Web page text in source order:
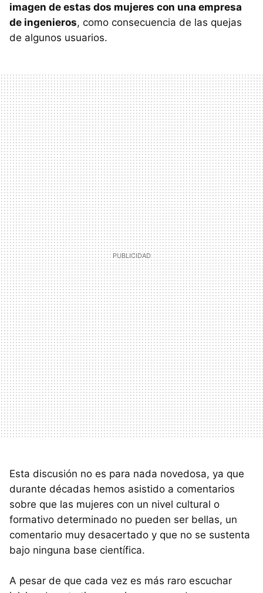
imagen de estas dos mujeres con una empresa
de ingenieros, como consecuencia de las quejas
de algunos usuarios.
Esta discusión no es para nada novedosa, ya que
durante décadas hemos asistido a comentarios
sobre que las mujeres con un nivel cultural o
formativo determinado no pueden ser bellas, un
comentario muy desacertado y que no se sustenta
bajo ninguna base científica.
A pesar de que cada vez es más raro escuchar